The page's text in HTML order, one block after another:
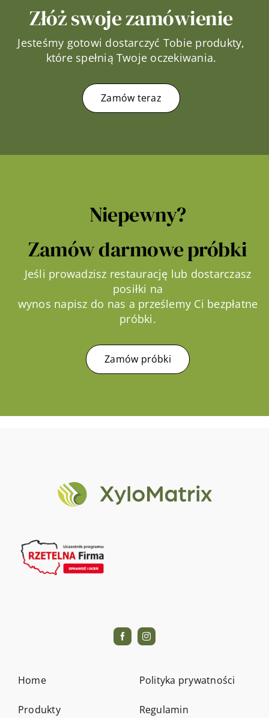
Złóż swoje zamówienie
Jesteśmy gotowi dostarczyć Tobie produkty,
które spełnią Twoje oczekiwania.
Zamów teraz
Niepewny?
Zamów darmowe próbki
Jeśli prowadzisz restaurację lub dostarczasz
posiłki na
wynos napisz do nas a prześlemy Ci bezpłatne
próbki.
Zamów próbki
Home
Produkty
Polityka prywatności
Regulamin